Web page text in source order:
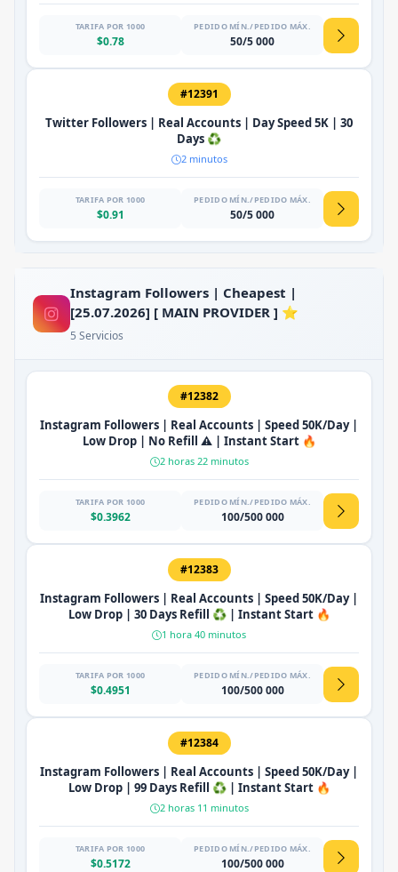
TARIFA POR 1000
$0.78
PEDIDO MÍN./PEDIDO MÁX.
50/5 000
#12391
Twitter Followers | Real Accounts | Day Speed 5K | 30
Days ♻️
2 minutos
TARIFA POR 1000
$0.91
PEDIDO MÍN./PEDIDO MÁX.
50/5 000
Instagram Followers | Cheapest |
[25.07.2026] [ MAIN PROVIDER ] ⭐
5 Servicios
#12382
Instagram Followers | Real Accounts | Speed 50K/Day |
Low Drop | No Refill ⚠️ | Instant Start 🔥
2 horas 22 minutos
TARIFA POR 1000
$0.3962
PEDIDO MÍN./PEDIDO MÁX.
100/500 000
#12383
Instagram Followers | Real Accounts | Speed 50K/Day |
Low Drop | 30 Days Refill ♻️ | Instant Start 🔥
1 hora 40 minutos
TARIFA POR 1000
$0.4951
PEDIDO MÍN./PEDIDO MÁX.
100/500 000
#12384
Instagram Followers | Real Accounts | Speed 50K/Day |
Low Drop | 99 Days Refill ♻️ | Instant Start 🔥
2 horas 11 minutos
TARIFA POR 1000
$0.5172
PEDIDO MÍN./PEDIDO MÁX.
100/500 000